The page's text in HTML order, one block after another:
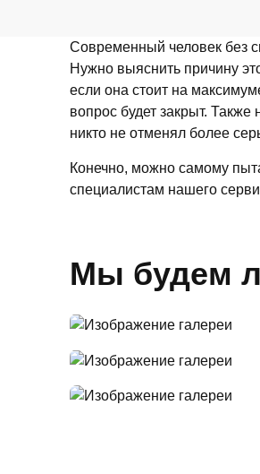
Современный человек без
Нужно выяснить причину
если она стоит на
вопрос будет закрыт.
никто не отменял более
Конечно, можно самому
специалистам нашего
Мы будем